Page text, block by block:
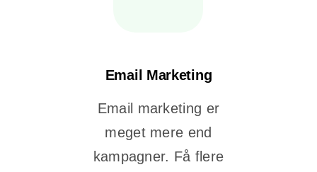
Email Marketing
Email marketing er
meget mere end
kampagner. Få flere